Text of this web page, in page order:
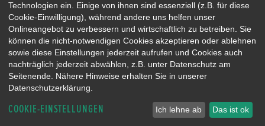
Technologien ein. Einige von ihnen sind essenziell (z.B. für diese
Cookie-Einwilligung), während andere uns helfen unser
Onlineangebot zu verbessern und wirtschaftlich zu betreiben. Sie
können die nicht-notwendigen Cookies akzeptieren oder ablehnen
sowie diese Einstellungen jederzeit aufrufen und Cookies auch
nachträglich jederzeit abwählen, z.B. unter Datenschutz am
Seitenende. Nähere Hinweise erhalten Sie in unserer
Datenschutzerklärung.
COOKIE-EINSTELLUNGEN Ich lehne ab Das ist ok